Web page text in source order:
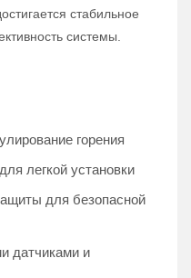
стабильное
системы.
горения
легкой установки
для безопасной
датчиками и